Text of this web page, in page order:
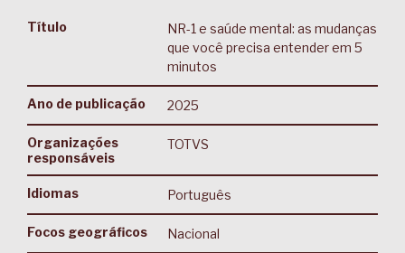
Título
NR-1 e saúde mental: as mudanças
que você precisa entender em 5
minutos
Ano de publicação 2025
Organizações
responsáveis
TOTVS
Idiomas Português
Focos geográficos Nacional